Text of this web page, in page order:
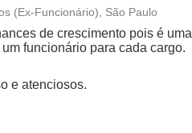
com a vida familiar
(Ex-Funcionário), São Paulo
de crescimento pois é uma
funcionário para cada cargo.
e atenciosos.